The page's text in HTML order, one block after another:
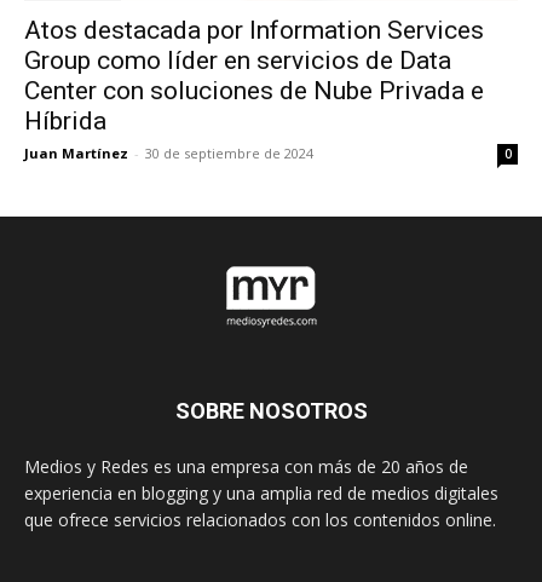
Atos destacada por Information Services
Group como líder en servicios de Data
Center con soluciones de Nube Privada e
Híbrida
Juan Martínez - 30 de septiembre de 2024 0
SOBRE NOSOTROS
Medios y Redes es una empresa con más de 20 años de
experiencia en blogging y una amplia red de medios digitales
que ofrece servicios relacionados con los contenidos online.